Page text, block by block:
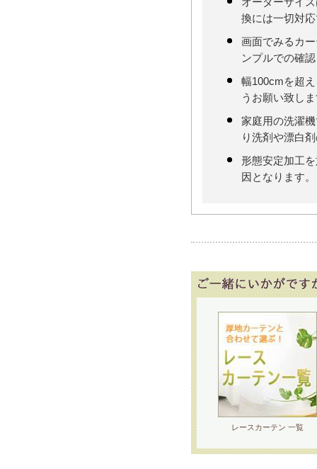
換には一切対
画面でみるカ
ンプルでの確
幅100cmを超
うお願い致し
家庭用の洗濯
り洗剤や漂白
形態安定加工
因となります。
レースカーテン 一覧